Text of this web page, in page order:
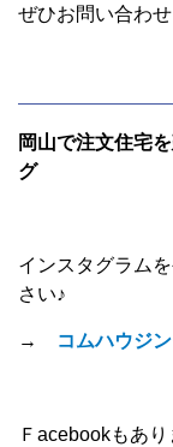
ぜひお問い合わせ
岡山で注文住宅
グ
インスタグラム
さい♪
→ コムハウジ
Ｆacebookもあり